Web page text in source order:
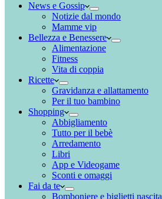
News e Gossip
Notizie dal mondo
Mamme vip
Bellezza e Benessere
Alimentazione
Fitness
Vita di coppia
Ricette
Gravidanza e allattamento
Per il tuo bambino
Shopping
Abbigliamento
Tutto per il bebè
Arredamento
Libri
App e Videogame
Sconti e omaggi
Fai da te
Bomboniere e biglietti nascita